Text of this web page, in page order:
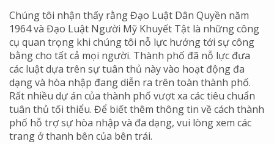
Chúng tôi nhận thấy rằng Đạo Luật Dân Quyền năm
1964 và Đạo Luật Người Mỹ Khuyết Tật là những công
cụ quan trọng khi chúng tôi nỗ lực hướng tới sự công
bằng cho tất cả mọi người. Thành phố đã nỗ lực đưa
các luật dựa trên sự tuân thủ này vào hoạt động đa
dạng và hòa nhập đang diễn ra trên toàn thành phố.
Rất nhiều dự án của thành phố vượt xa các tiêu chuẩn
tuân thủ tối thiểu. Để biết thêm thông tin về cách thành
phố hỗ trợ sự hòa nhập và đa dạng, vui lòng xem các
trang ở thanh bên của bên trái.